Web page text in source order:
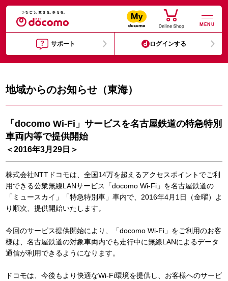
MENU
サポート ログインする
地域からのお知らせ（東海）
「docomo Wi-Fi」サービスを名古屋鉄道の特急特別
車両内等で提供開始
＜2016年3月29日＞
株式会社NTTドコモは、全国14万を超えるアクセスポイントでご利
用できる公衆無線LANサービス「docomo Wi-Fi」を名古屋鉄道の
「ミュースカイ」「特急特別車」車内で、2016年4月1日（金曜）よ
り順次、提供開始いたします。
今回のサービス提供開始により、「docomo Wi-Fi」をご利用のお客
様は、名古屋鉄道の対象車両内でも走行中に無線LANによるデータ
通信が利用できるようになります。
ドコモは、今後もより快適なWi-Fi環境を提供し、お客様へのサービ